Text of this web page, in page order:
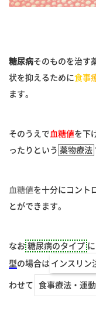
糖尿病そのものを治す
状を抑えるために食事
ます。
そのうえで 血糖値を下
ったりという 薬物療法
血糖値を十分にコント
とができます。
なお 糖尿病のタイプ
型の場合は インスリン
わせて 食事療法・運